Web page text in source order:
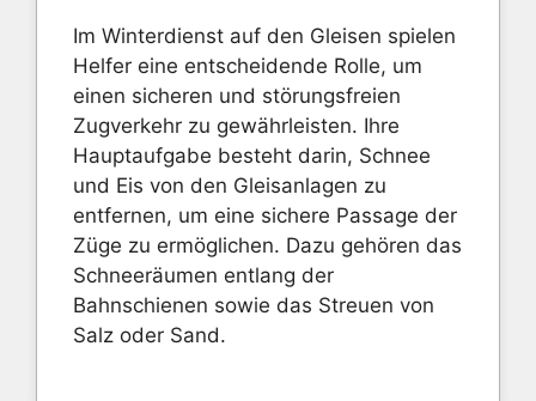
Im Winterdienst auf den Gleisen spielen
Helfer eine entscheidende Rolle, um
einen sicheren und störungsfreien
Zugverkehr zu gewährleisten. Ihre
Hauptaufgabe besteht darin, Schnee
und Eis von den Gleisanlagen zu
entfernen, um eine sichere Passage der
Züge zu ermöglichen. Dazu gehören das
Schneeräumen entlang der
Bahnschienen sowie das Streuen von
Salz oder Sand.